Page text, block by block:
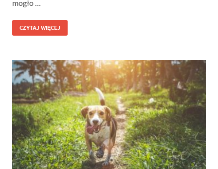
mogło …
CZYTAJ WIĘCEJ